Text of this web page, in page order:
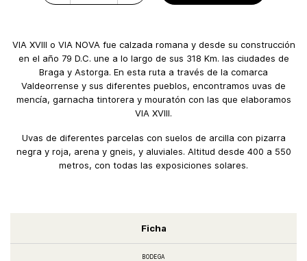
VIA XVIII o VIA NOVA fue calzada romana y desde su construcción
en el año 79 D.C. une a lo largo de sus 318 Km. las ciudades de
Braga y Astorga. En esta ruta a través de la comarca
Valdeorrense y sus diferentes pueblos, encontramos uvas de
mencía, garnacha tintorera y mouratón con las que elaboramos
VIA XVIII.
Uvas de diferentes parcelas con suelos de arcilla con pizarra
negra y roja, arena y gneis, y aluviales. Altitud desde 400 a 550
metros, con todas las exposiciones solares.
Ficha
BODEGA